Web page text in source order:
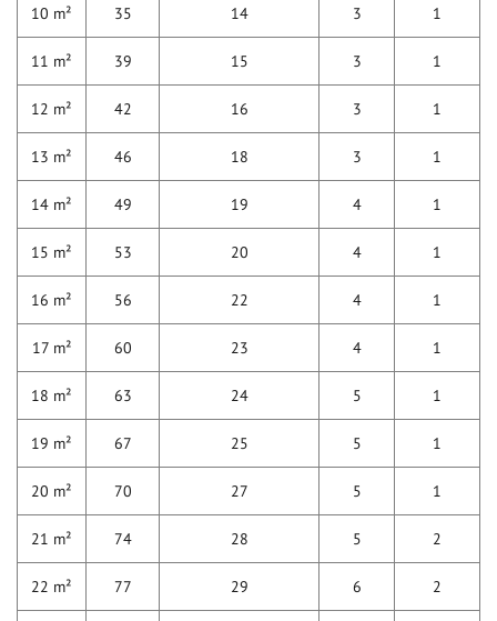
10 m² 35 14 3 1
11 m² 39 15 3 1
12 m² 42 16 3 1
13 m² 46 18 3 1
14 m² 49 19 4 1
15 m² 53 20 4 1
16 m² 56 22 4 1
17 m² 60 23 4 1
18 m² 63 24 5 1
19 m² 67 25 5 1
20 m² 70 27 5 1
21 m² 74 28 5 2
22 m² 77 29 6 2